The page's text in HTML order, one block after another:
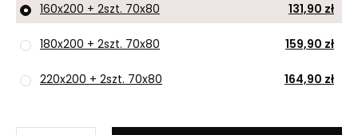
160x200 + 2szt. 70x80 131,90 zł
180x200 + 2szt. 70x80 159,90 zł
220x200 + 2szt. 70x80 164,90 zł